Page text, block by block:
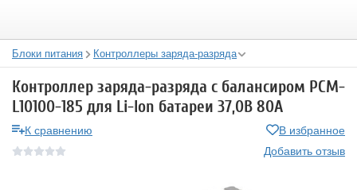
Блоки питания Контроллеры заряда-разряда
Контроллер заряда-разряда с балансиром PCM-
L10100-185 для Li-Ion батареи 37,0В 80A
К сравнению
В избранное
Добавить отзыв